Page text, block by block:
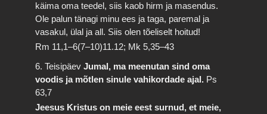
käima oma teedel, siis kaob hirm ja masendus.
Ole palun tänagi minu ees ja taga, paremal ja
vasakul, ülal ja all. Siis olen tõeliselt hoitud!
Rm 11,1–6(7–10)11.12; Mk 5,35–43
6. TeisipäevJumal, ma meenutan sind oma
voodis ja mõtlen sinule vahikordade ajal. Ps
63,7
Jeesus Kristus on meie eest surnud, et meie,